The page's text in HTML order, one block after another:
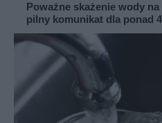
Poważne skażenie wody
pilny komunikat dla ponad